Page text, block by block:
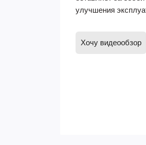
улучшения
Хочу видеообзор